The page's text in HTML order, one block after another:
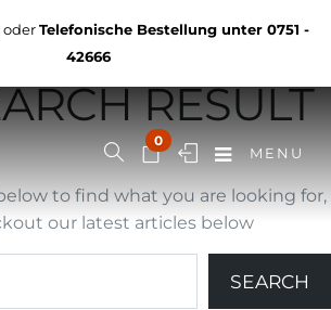
oderTelefonische Bestellung unter 0751 -
42666
0
MENU
BROWSING
RESULT
to find what you are looking for,
our latest articles below